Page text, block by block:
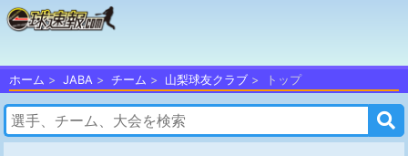
ホーム JABA チーム 山梨球友クラブ トップ